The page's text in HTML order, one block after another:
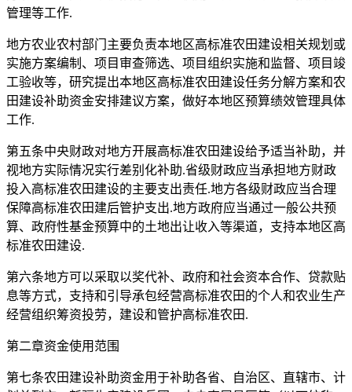
管理等工作.
地方农业农村部门主要负责本地区高标准农田建设相关规划或
实施方案编制、项目审查筛选、项目组织实施和监督、项目竣
工验收等，研究提出本地区高标准农田建设任务分解方案和农
田建设补助资金安排建议方案，做好本地区预算绩效管理具体
工作.
第五条中央财政对地方开展高标准农田建设给予适当补助，并
视地方实际情况实行差别化补助.省级财政应当承担地方财政
投入高标准农田建设的主要支出责任.地方各级财政应当合理
保障高标准农田建后管护支出.地方政府应当通过一般公共预
算、政府性基金预算中的土地出让收入等渠道，支持本地区高
标准农田建设.
第六条地方可以采取以奖代补、政府和社会资本合作、贷款贴
息等方式，支持和引导承包经营高标准农田的个人和农业生产
经营组织筹资投劳，建设和管护高标准农田.
第二章资金使用范围
第七条农田建设补助资金用于补助各省、自治区、直辖市、计